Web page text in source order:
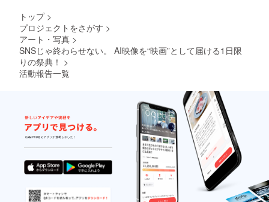
記ルー
ルに著
主催者
判断で
上映不
可とな
る場合
ありま
す
トップ >
プロジェクトをさがす >
アート・写真 >
SNSじゃ終わらせない。 AI映像を“映画”として届ける1日限
りの祭典！ >
活動報告一覧